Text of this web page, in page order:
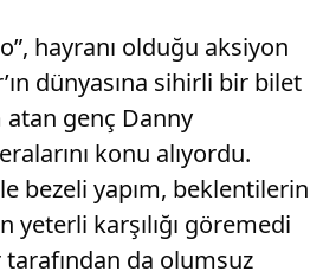
hayranı olduğu aksiyon
dünyasına sihirli bir bilet
atan genç Danny
konu alıyordu.
bezeli yapım, beklentilerin
yeterli karşılığı göremedi
da olumsuz